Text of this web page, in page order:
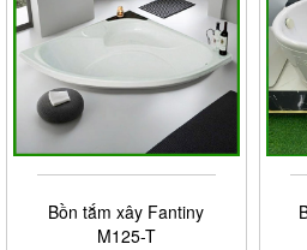
Bồn tắm xây Fantiny
M125-T